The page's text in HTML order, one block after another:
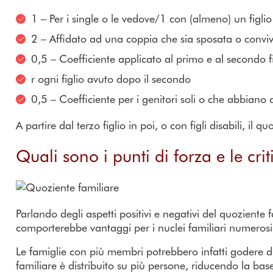
1 – Per i single o le vedove/1 con (almeno) un
2 – Affidato ad una coppia che sia sposata o
0,5 – Coefficiente applicato al primo e al secondo
r ogni figlio avuto dopo il secondo
0,5 – Coefficiente per i genitori soli o che abbiano
A partire dal terzo figlio in poi, o con figli disabili, il
Quali sono i punti di forza e le
Parlando degli aspetti positivi e negativi del
comporterebbe vantaggi per i nuclei familiari
Le famiglie con più membri potrebbero infatti godere
familiare è distribuito su più persone, riducendo la